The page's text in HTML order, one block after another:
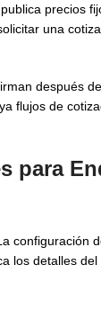
precios
una
después
flujos de
para
configuración
los detalles